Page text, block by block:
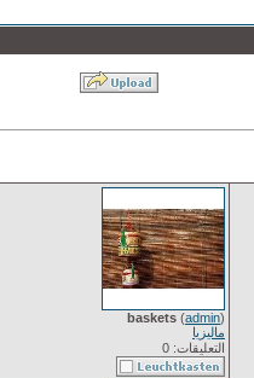
baskets (admin)
ماليزيا
التعليقات: 0